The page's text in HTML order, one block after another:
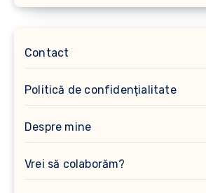
Contact
Politică de confidențialitate
Despre mine
Vrei să colaborăm?